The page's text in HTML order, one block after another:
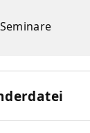
Seminare